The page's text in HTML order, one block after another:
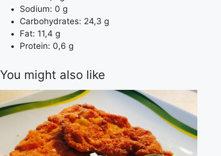
Sodium: 0 g
Carbohydrates: 24,3 g
Fat: 11,4 g
Protein: 0,6 g
You might also like